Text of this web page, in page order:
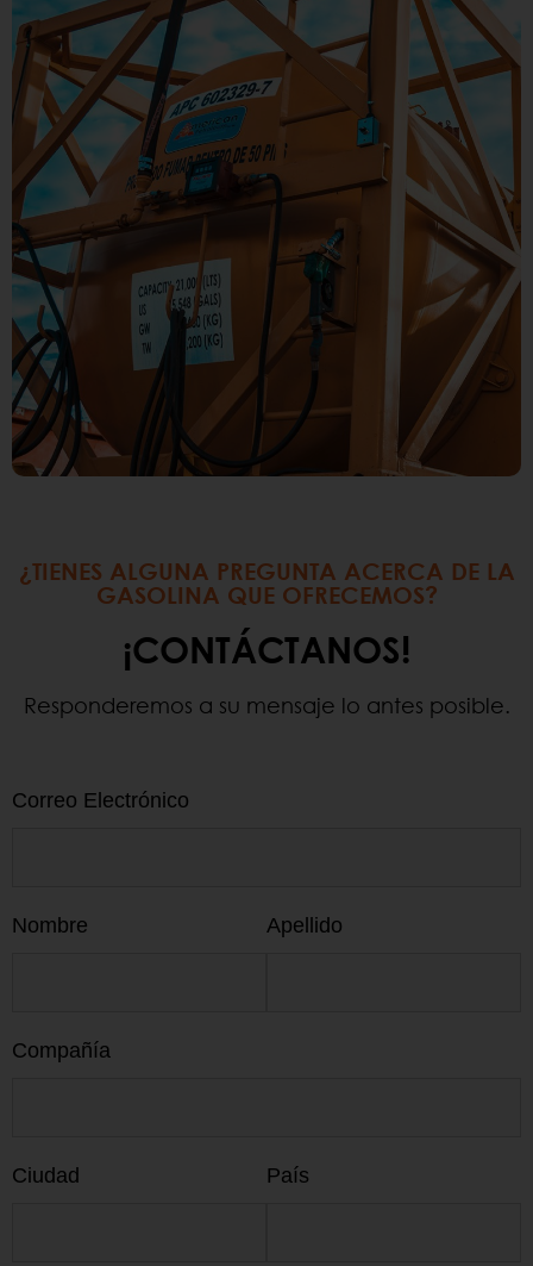
¿TIENES ALGUNA PREGUNTA ACERCA DE LA
GASOLINA QUE OFRECEMOS?
¡CONTÁCTANOS!
Responderemos a su mensaje lo antes posible.
Correo Electrónico
Nombre Apellido
Compañía
Ciudad País